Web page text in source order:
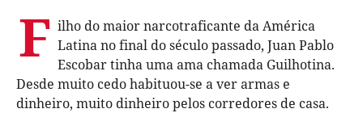
F ilho do maior narcotraficante da América
Latina no final do século passado, Juan Pablo
Escobar tinha uma ama chamada Guilhotina.
Desde muito cedo habituou-se a ver armas e
dinheiro, muito dinheiro pelos corredores de casa.